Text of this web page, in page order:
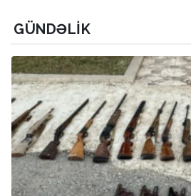
GÜNDƏLIK